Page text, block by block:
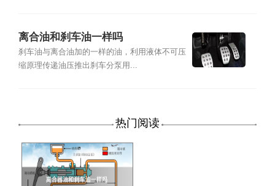
离合油和刹车油一样吗
刹车油与离合油加的一样的油，利用液体不可压
缩原理传递油压推出刹车分泵用...
热门阅读